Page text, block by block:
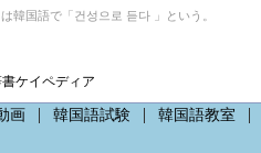
韓国語で「건성으로 듣다 」という。
ケイペディア
画 韓国語試験 韓国語教室